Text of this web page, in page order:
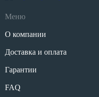
Меню
О компании
Доставка и оплата
Гарантии
FAQ